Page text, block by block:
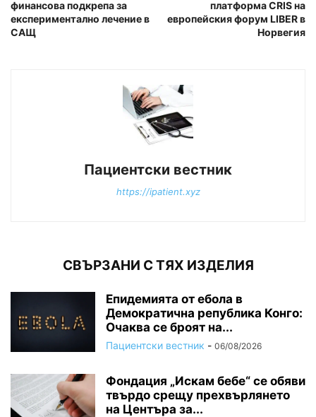
финансова подкрепа за
експериментално лечение в
САЩ
платформа CRIS на
европейския форум LIBER в
Норвегия
Пациентски вестник
https://ipatient.xyz
СВЪРЗАНИ С ТЯХ ИЗДЕЛИЯ
Епидемията от ебола в
Демократична република Конго:
Очаква се броят на...
Пациентски вестник - 06/08/2026
Фондация „Искам бебе“ се обяви
твърдо срещу прехвърлянето
на Центъра за...